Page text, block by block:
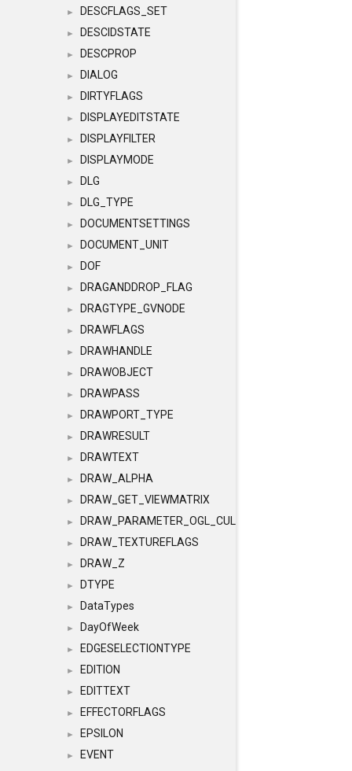
► DESCFLAGS_SET
► DESCIDSTATE
► DESCPROP
► DIALOG
► DIRTYFLAGS
► DISPLAYEDITSTATE
► DISPLAYFILTER
► DISPLAYMODE
► DLG
► DLG_TYPE
► DOCUMENTSETTINGS
► DOCUMENT_UNIT
► DOF
► DRAGANDDROP_FLAG
► DRAGTYPE_GVNODE
► DRAWFLAGS
► DRAWHANDLE
► DRAWOBJECT
► DRAWPASS
► DRAWPORT_TYPE
► DRAWRESULT
► DRAWTEXT
► DRAW_ALPHA
► DRAW_GET_VIEWMATRIX
► DRAW_PARAMETER_OGL_CULLING
► DRAW_TEXTUREFLAGS
► DRAW_Z
► DTYPE
► DataTypes
► DayOfWeek
► EDGESELECTIONTYPE
► EDITION
► EDITTEXT
► EFFECTORFLAGS
► EPSILON
►
EVENT